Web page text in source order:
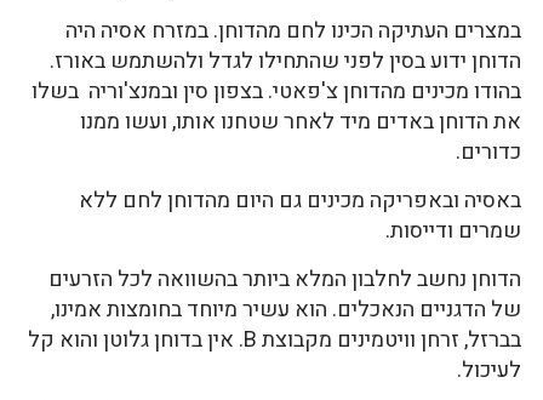
במצרים העתיקה הכינו לחם מהדוחן. במזרח אסיה היה
הדוחן ידוע בסין לפני שהתחילו לגדל ולהשתמש באורז.
בהודו מכינים מהדוחן צ'פאטי. בצפון סין ובמנצ'וריה בשלו
את הדוחן באדים מיד לאחר שטחנו אותו, ועשו ממנו
כדורים.
באסיה ובאפריקה מכינים גם היום מהדוחן לחם ללא
שמרים ודייסות.
הדוחן נחשב לחלבון המלא ביותר בהשוואה לכל הזרעים
של הדגניים הנאכלים. הוא עשיר מיוחד בחומצות אמינו,
בברזל, זרחן וויטמינים מקבוצת B. אין בדוחן גלוטן והוא קל
לעיכול.